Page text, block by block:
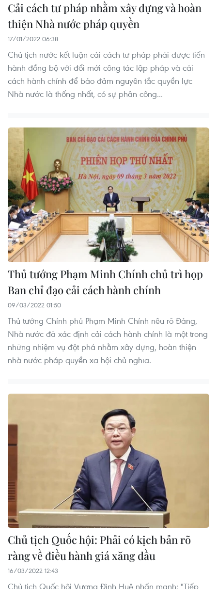
Cải cách tư pháp nhằm xây dựng và hoàn
thiện Nhà nước pháp quyền
17/01/2022 06:38
Chủ tịch nước kết luận cải cách tư pháp phải được tiến
hành đồng bộ với đổi mới công tác lập pháp và cải
cách hành chính để bảo đảm nguyên tắc quyền lực
Nhà nước là thống nhất, có sự phân công...
Thủ tướng Phạm Minh Chính chủ trì họp
Ban chỉ đạo cải cách hành chính
09/03/2022 01:50
Thủ tướng Chính phủ Phạm Minh Chính nêu rõ Đảng,
Nhà nước đã xác định cải cách hành chính là một trong
những nhiệm vụ đột phá nhằm xây dựng, hoàn thiện
nhà nước pháp quyền xã hội chủ nghĩa.
Chủ tịch Quốc hội: Phải có kịch bản rõ
ràng về điều hành giá xăng dầu
16/03/2022 12:43
Chủ tịch Quốc hội Vương Đình Huệ nhấn mạnh: "Tiếp